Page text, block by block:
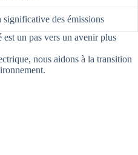
significative des émissions
un pas vers un avenir plus
nous aidons à la transition